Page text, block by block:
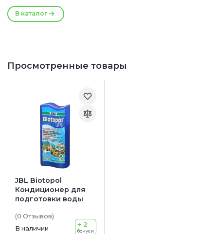
В каталог
Просмотренные товары
JBL Biotopol
Кондиционер для
подготовки воды
(0 Отзывов)
В наличии
+ 2
бонуси